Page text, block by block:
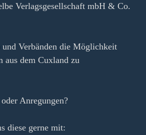
Verlagsgesellschaft mbH & Co.
und Verbänden die Möglichkeit
aus dem Cuxland zu
Anregungen?
diese gerne mit: